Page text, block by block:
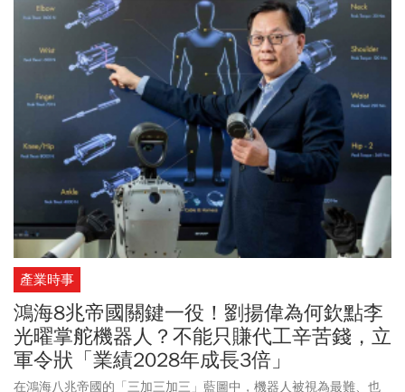
產業時事
鴻海8兆帝國關鍵一役！劉揚偉為何欽點李
光曜掌舵機器人？不能只賺代工辛苦錢，立
軍令狀「業績2028年成長3倍」
在鴻海八兆帝國的「三加三加三」藍圖中，機器人被視為最難、也